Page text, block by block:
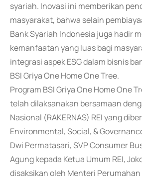
syariah. Inovasi ini memberikan
masyarakat, bahwa selain
Bank Syariah Indonesia juga hadir
kemanfaatan yang luas bagi
integrasi aspek ESG dalam bisnis
BSI Griya One Home One Tree.
Program BSI Griya One Home One
telah dilaksanakan bersamaan
Nasional (RAKERNAS) REI yang
Environmental, Social, &
Dwi Permatasari, SVP Consumer
Agung kepada Ketua Umum REI,
disaksikan oleh Menteri